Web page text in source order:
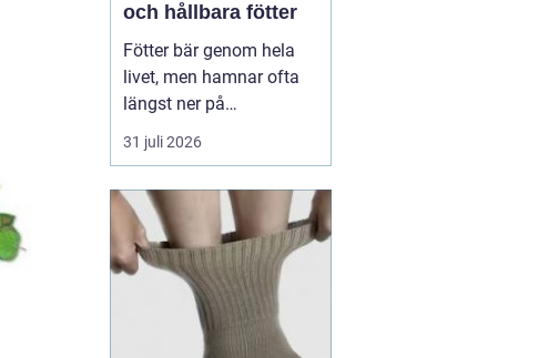
och hållbara fötter
Fötter bär genom hela
livet, men hamnar ofta
längst ner på
prioriteringslistan.
Många söker hjälp först
påverkar vardagen.
Samtidigt visar
erfarenhet från
fotvårdskliniker i och
omkring Örebro att
regelbunden fotvård kan
31 juli 2026